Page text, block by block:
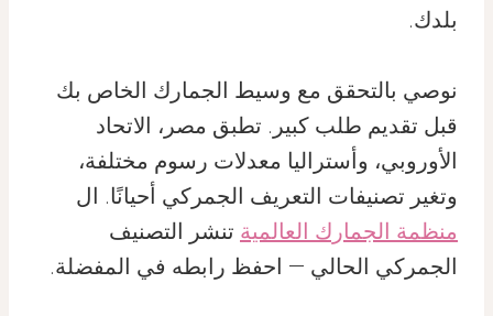
بلدك.
نوصي بالتحقق مع وسيط الجمارك الخاص بك
قبل تقديم طلب كبير. تطبق مصر، الاتحاد
الأوروبي، وأستراليا معدلات رسوم مختلفة،
وتغير تصنيفات التعريف الجمركي أحيانًا. ال
منظمة الجمارك العالمية تنشر التصنيف
الجمركي الحالي — احفظ رابطه في المفضلة.